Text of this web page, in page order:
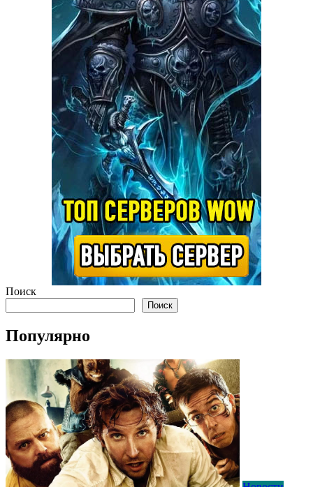
Поиск
Поиск
Популярно